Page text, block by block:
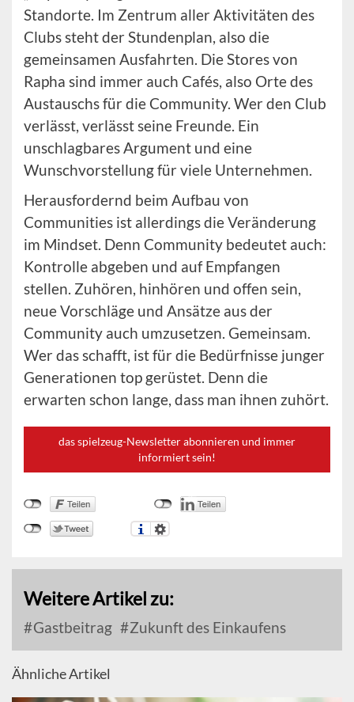
Standorte. Im Zentrum aller Aktivitäten des
Clubs steht der Stundenplan, also die
gemeinsamen Ausfahrten. Die Stores von
Rapha sind immer auch Cafés, also Orte des
Austauschs für die Community. Wer den Club
verlässt, verlässt seine Freunde. Ein
unschlagbares Argument und eine
Wunschvorstellung für viele Unternehmen.
Herausfordernd beim Aufbau von
Communities ist allerdings die Veränderung
im Mindset. Denn Community bedeutet auch:
Kontrolle abgeben und auf Empfangen
stellen. Zuhören, hinhören und offen sein,
neue Vorschläge und Ansätze aus der
Community auch umzusetzen. Gemeinsam.
Wer das schafft, ist für die Bedürfnisse junger
Generationen top gerüstet. Denn die
erwarten schon lange, dass man ihnen zuhört.
das spielzeug-Newsletter abonnieren und immer
informiert sein!
Weitere Artikel zu:
Gastbeitrag Zukunft des Einkaufens
Ähnliche Artikel